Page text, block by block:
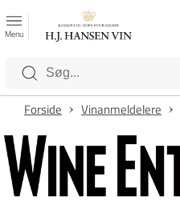
Kategorier
Menu
Forside Vinanmeldelere